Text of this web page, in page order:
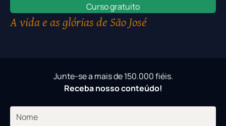
Curso gratuito
A vida e as glórias de São José
Junte-se a mais de 150.000 fiéis.
Receba nosso conteúdo!